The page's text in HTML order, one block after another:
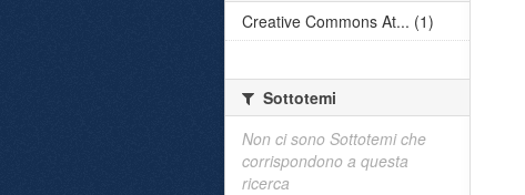
Creative Commons At... (1)
Sottotemi
Non ci sono Sottotemi che
corrispondono a questa
ricerca